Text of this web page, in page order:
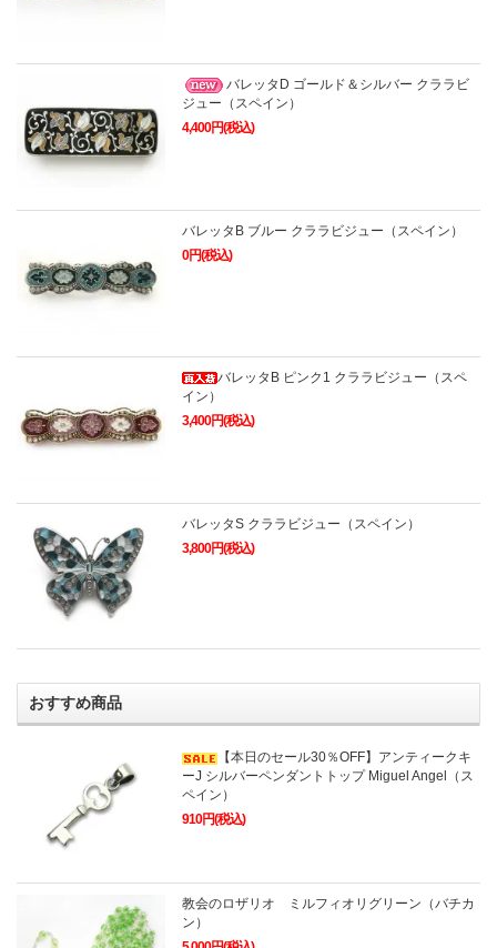
バレッタD ゴールド＆シルバー クララビ
ジュー（スペイン）
4,400円(税込)
バレッタB ブルー クララビジュー（スペイン）
0円(税込)
バレッタB ピンク1 クララビジュー（スペ
イン）
3,400円(税込)
バレッタS クララビジュー（スペイン）
3,800円(税込)
おすすめ商品
【本日のセール30％OFF】アンティークキ
ーJ シルバーペンダントトップ Miguel Angel（ス
ペイン）
910円(税込)
教会のロザリオ ミルフィオリグリーン（バチカ
ン）